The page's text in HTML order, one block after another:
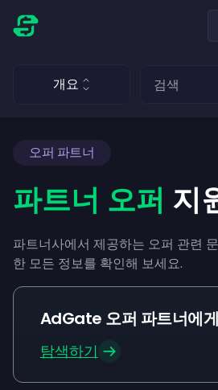
개요
오퍼 파트너
파트너 오퍼 지
파트너사에서 제공하는 오퍼 관련
한 모든 정보를 확인해 보세요.
AdGate 오퍼 파트너에
탐색하기